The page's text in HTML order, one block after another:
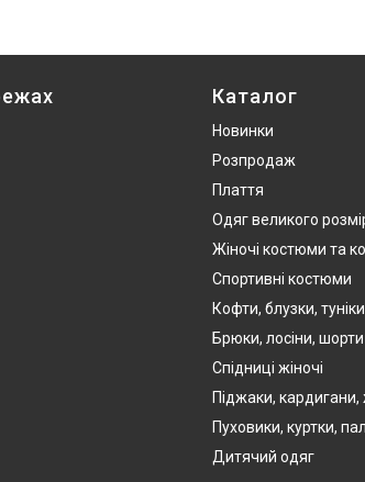
Каталог
Новинки
Розпродаж
Плаття
Одяг великого
Жіночі костюми та
Спортивні костюми
Кофти, блузки, туніки
Брюки, лосіни, шорти
Спідниці жіночі
Піджаки,
Пуховики, куртки,
Дитячий одяг